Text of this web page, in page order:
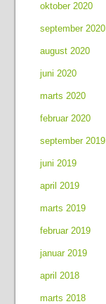
oktober 2020
september 2020
august 2020
juni 2020
marts 2020
februar 2020
september 2019
juni 2019
april 2019
marts 2019
februar 2019
januar 2019
april 2018
marts 2018